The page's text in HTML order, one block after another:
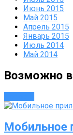
Июнь 2015
Май 2015
Апрель 2015
Январь 2015
Июль 2014
Май 2014
Возможно
Мобильное